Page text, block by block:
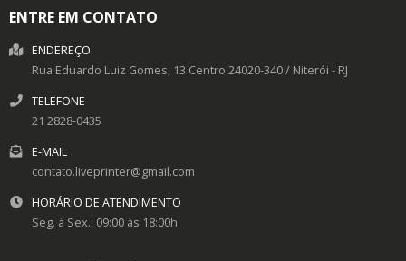
ENTRE EM CONTATO
ENDEREÇO
Rua Eduardo Luiz Gomes, 13 Centro 24020-340/ Niterói - RJ
TELEFONE
21 2828-0435
E-MAIL
contato.liveprinter@gmail.com
HORÁRIO DE ATENDIMENTO
Seg. à Sex.: 09:00 às 18:00h